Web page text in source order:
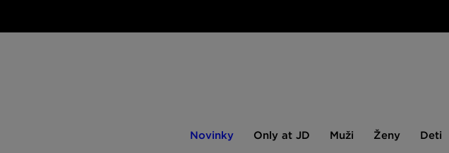
Novinky Only at JD Muži Ženy Deti